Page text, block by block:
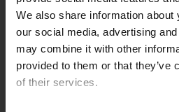
We also share information
our social media, advertising
may combine it with other
provided to them or that they’ve
of their services.
portabiciclette /